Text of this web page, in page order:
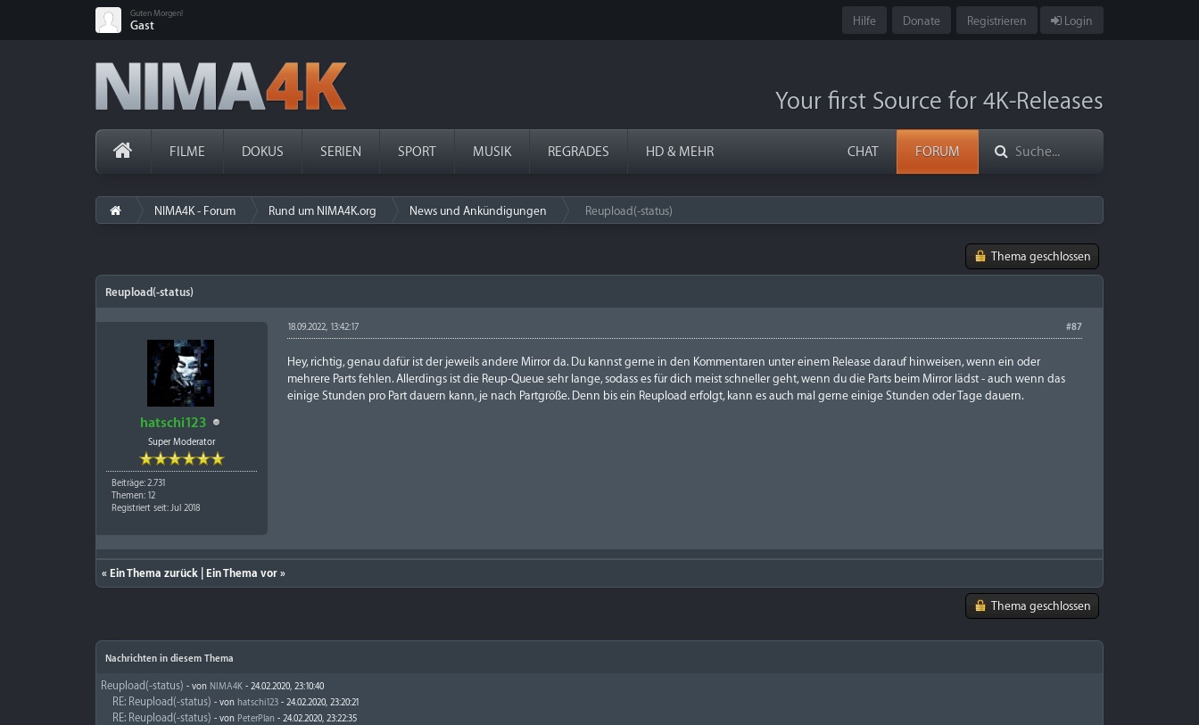
Guten Morgen!
Gast Hilfe Donate Registrieren Login
Your first Source for 4K-Releases
FILME DOKUS SERIEN SPORT MUSIK REGRADES HD & MEHR CHAT FORUM
NIMA4K - Forum Rund um NIMA4K.org News und Ankündigungen Reupload(-status)
Thema geschlossen
Reupload(-status)
hatschi123
Super Moderator
Beiträge: 2.731
Themen: 12
Registriert seit: Jul 2018
#87
18.09.2022, 13:42:17
Hey, richtig, genau dafür ist der jeweils andere Mirror da. Du kannst gerne in den Kommentaren unter einem Release darauf hinweisen, wenn ein oder
mehrere Parts fehlen. Allerdings ist die Reup-Queue sehr lange, sodass es für dich meist schneller geht, wenn du die Parts beim Mirror lädst - auch wenn das
einige Stunden pro Part dauern kann, je nach Partgröße. Denn bis ein Reupload erfolgt, kann es auch mal gerne einige Stunden oder Tage dauern.
« Ein Thema zurück Ein Thema vor »
Thema geschlossen
Nachrichten in diesem Thema
Reupload(-status) - von NIMA4K - 24.02.2020, 23:10:40
RE: Reupload(-status) - von hatschi123 - 24.02.2020, 23:20:21
RE: Reupload(-status) - von PeterPlan - 24.02.2020, 23:22:35